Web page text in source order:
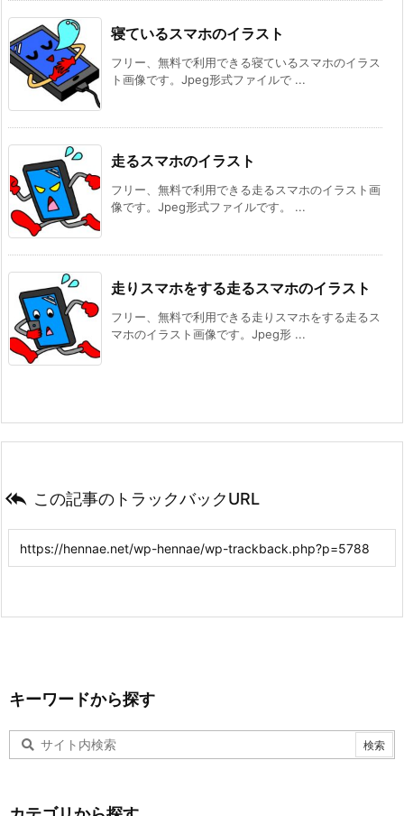
寝ているスマホのイラスト
フリー、無料で利用できる寝ているスマホのイラス
ト画像です。Jpeg形式ファイルで ...
走るスマホのイラスト
フリー、無料で利用できる走るスマホのイラスト画
像です。Jpeg形式ファイルです。 ...
走りスマホをする走るスマホのイラスト
フリー、無料で利用できる走りスマホをする走るス
マホのイラスト画像です。Jpeg形 ...
 この記事のトラックバックURL
キーワードから探す